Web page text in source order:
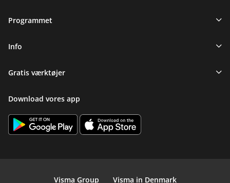
Programmet
Info
Gratis værktøjer
Download vores app
Visma Group Visma in Denmark